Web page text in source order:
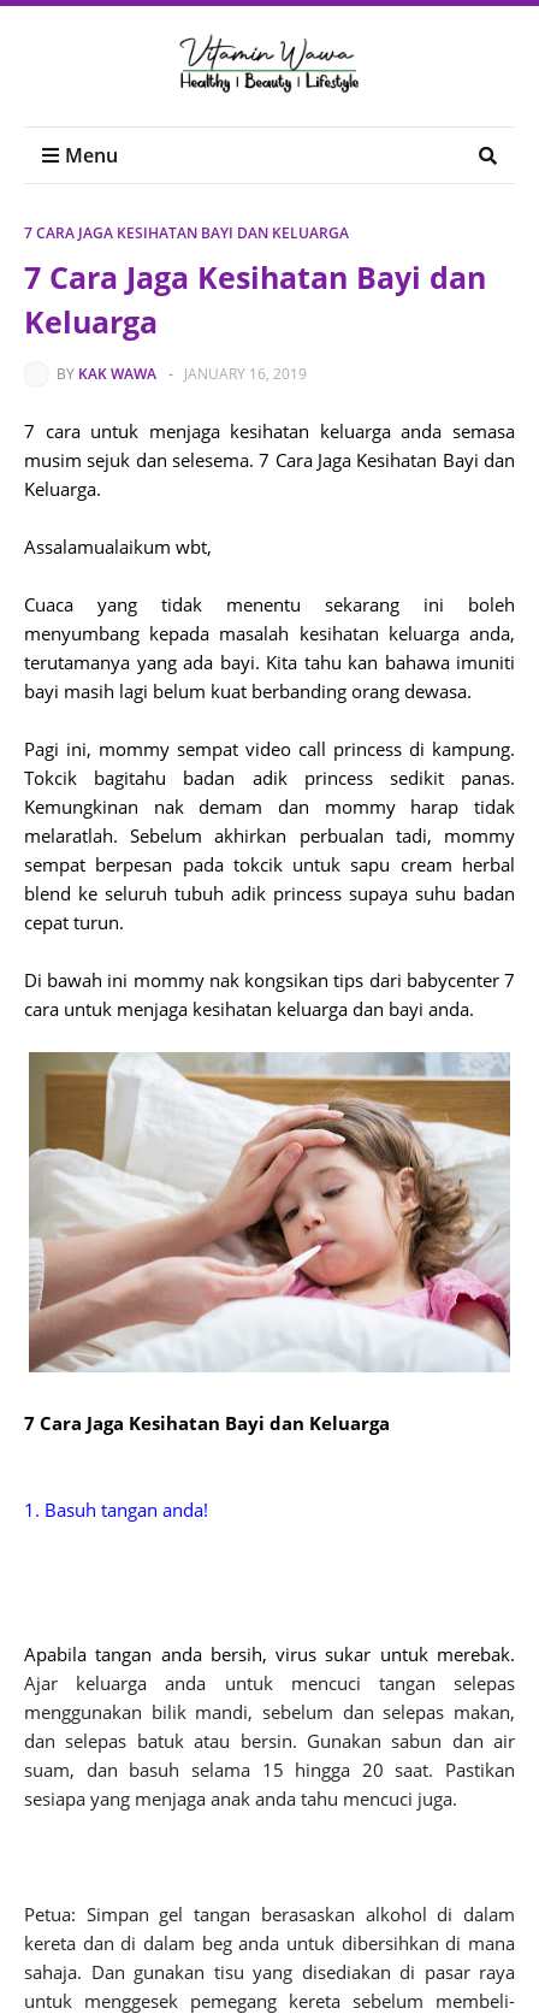
Menu
7 CARA JAGA KESIHATAN BAYI DAN KELUARGA
7 Cara Jaga Kesihatan Bayi dan
Keluarga
BY KAK WAWA - JANUARY 16, 2019
7 cara untuk menjaga kesihatan keluarga anda semasa
musim sejuk dan selesema. 7 Cara Jaga Kesihatan Bayi dan
Keluarga.
Assalamualaikum wbt,
Cuaca yang tidak menentu sekarang ini boleh
menyumbang kepada masalah kesihatan keluarga anda,
terutamanya yang ada bayi. Kita tahu kan bahawa imuniti
bayi masih lagi belum kuat berbanding orang dewasa.
Pagi ini, mommy sempat video call princess di kampung.
Tokcik bagitahu badan adik princess sedikit panas.
Kemungkinan nak demam dan mommy harap tidak
melaratlah. Sebelum akhirkan perbualan tadi, mommy
sempat berpesan pada tokcik untuk sapu cream herbal
blend ke seluruh tubuh adik princess supaya suhu badan
cepat turun.
Di bawah ini mommy nak kongsikan tips dari babycenter 7
cara untuk menjaga kesihatan keluarga dan bayi anda.
7 Cara Jaga Kesihatan Bayi dan Keluarga
1. Basuh tangan anda!
Ajar keluarga anda untuk mencuci tangan selepas
menggunakan bilik mandi, sebelum dan selepas makan,
dan selepas batuk atau bersin. Gunakan sabun dan air
suam, dan basuh selama 15 hingga 20 saat. Pastikan
sesiapa yang menjaga anak anda tahu mencuci juga.
Petua: Simpan gel tangan berasaskan alkohol di dalam
kereta dan di dalam beg anda untuk dibersihkan di mana
sahaja. Dan gunakan tisu yang disediakan di pasar raya
untuk menggesek pemegang kereta sebelum membeli-